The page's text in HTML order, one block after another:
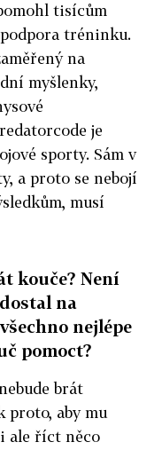
tisícům
tréninku.
na
myšlenky,
je
sporty. Sám v
a proto se nebojí
musí
kouče? Není
na
nejlépe
pomoct?
brát
proto, aby mu
ale říct něco